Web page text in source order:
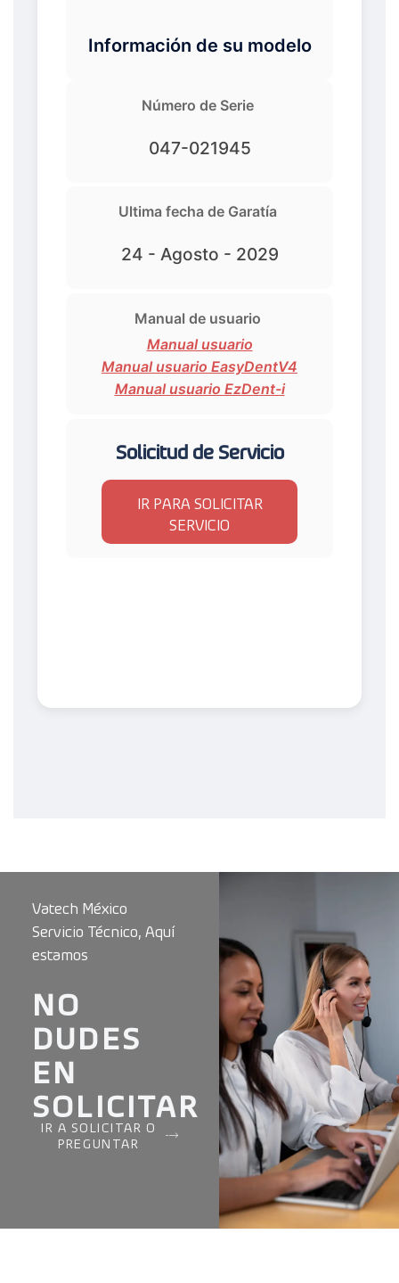
Información de su modelo
Número de Serie
047-021945
Ultima fecha de Garatía
24 - Agosto - 2029
Manual de usuario
Manual usuario
Manual usuario EasyDentV4
Manual usuario EzDent-i
Solicitud de Servicio
IR PARA SOLICITAR
SERVICIO
Vatech México
Servicio Técnico, Aquí
estamos
NO
DUDES
EN
SOLICITAR
IR A SOLICITAR O
PREGUNTAR